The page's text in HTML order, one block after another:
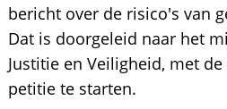
bericht over de risico's van
Dat is doorgeleid naar het
Justitie en Veiligheid, met
petitie te starten.